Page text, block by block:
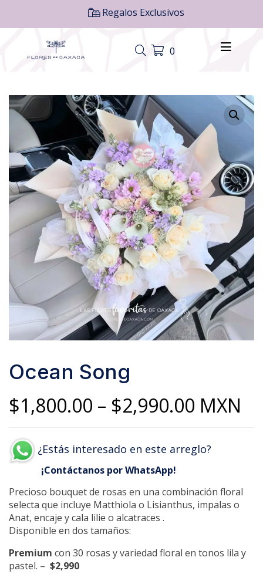
Regalos Exclusivos
0
Ocean Song
$1,800.00 – $2,990.00 Price
MXN
¿Estás interesado en este arreglo?
¡Contáctanos por WhatsApp!
Precioso bouquet de rosas en una combinación floral
selecta que incluye Matthiola o Lisianthus, impalas o
Anat, encaje y cala lilie o alcatraces .
Disponible en dos tamaños:
Premium con 30 rosas y variedad floral en tonos lila y
pastel. – $2,990